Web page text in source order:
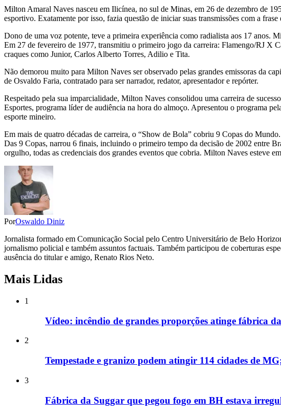
Milton Amaral Naves nasceu em Ilicínea, no sul de Minas, em 26 de dezembro de
esportivo. Exatamente por isso, fazia questão de iniciar suas transmissões com a
Dono de uma voz potente, teve a primeira experiência como radialista aos 17 anos.
Em 27 de fevereiro de 1977, transmitiu o primeiro jogo da carreira: Flamengo/RJ X
craques como Junior, Carlos Alberto Torres, Adilio e Tita.
Não demorou muito para Milton Naves ser observado pelas grandes emissoras da
de Osvaldo Faria, contratado para ser narrador, redator, apresentador e repórter.
Respeitado pela sua imparcialidade, Milton Naves consolidou uma carreira de
Esportes, programa líder de audiência na hora do almoço. Apresentou o programa
esporte mineiro.
Em mais de quatro décadas de carreira, o “Show de Bola” cobriu 9 Copas do
Das 9 Copas, narrou 6 finais, incluindo o primeiro tempo da decisão de 2002 entre
orgulho, todas as credenciais dos grandes eventos que cobria. Milton Naves esteve
PorOswaldo Diniz
Jornalista formado em Comunicação Social pelo Centro Universitário de Belo
jornalismo policial e também assuntos factuais. Também participou de coberturas
ausência do titular e amigo, Renato Rios Neto.
Mais Lidas
1
Vídeo: incêndio de grandes proporções atinge fábrica
2
Tempestade e granizo podem atingir 114 cidades de
3
Fábrica da Suggar que pegou fogo em BH estava